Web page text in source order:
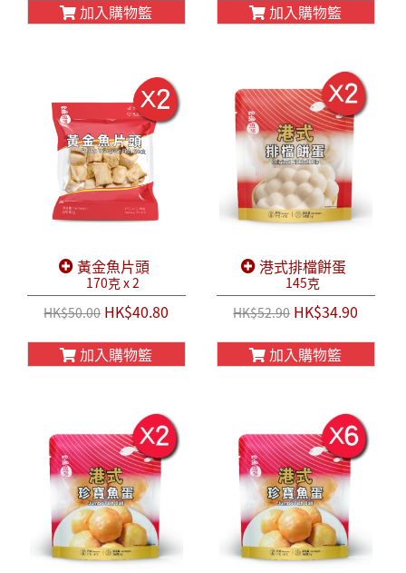
加入購物籃
加入購物籃
黃金魚片頭
170克 x 2
HK$50.00HK$40.80
加入購物籃
港式排檔餅蛋
145克
HK$52.90HK$34.90
加入購物籃